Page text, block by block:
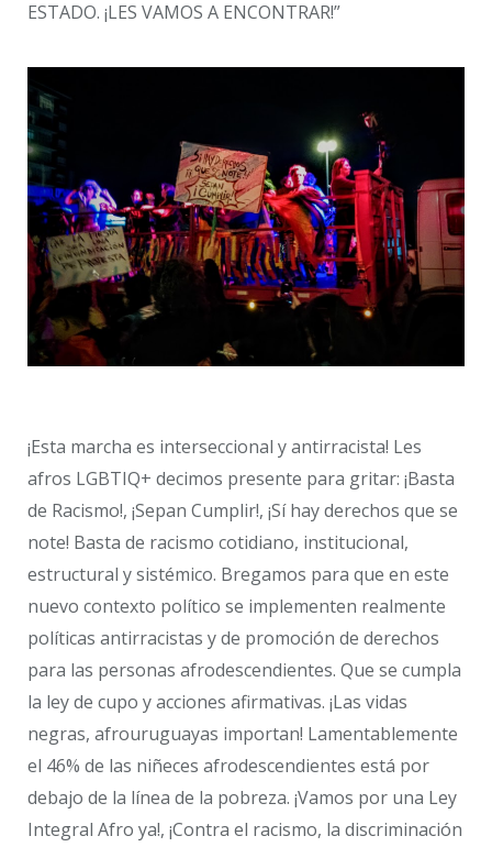
ESTADO. ¡LES VAMOS A ENCONTRAR!”
¡Esta marcha es interseccional y antirracista! Les
afros LGBTIQ+ decimos presente para gritar: ¡Basta
de Racismo!, ¡Sepan Cumplir!, ¡Sí hay derechos que se
note! Basta de racismo cotidiano, institucional,
estructural y sistémico. Bregamos para que en este
nuevo contexto político se implementen realmente
políticas antirracistas y de promoción de derechos
para las personas afrodescendientes. Que se cumpla
la ley de cupo y acciones afirmativas. ¡Las vidas
negras, afrouruguayas importan! Lamentablemente
el 46% de las niñeces afrodescendientes está por
debajo de la línea de la pobreza. ¡Vamos por una Ley
Integral Afro ya!, ¡Contra el racismo, la discriminación